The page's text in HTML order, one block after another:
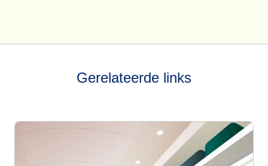
Gerelateerde links